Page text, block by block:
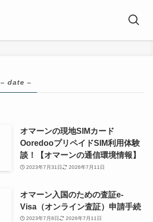
– date –
オマーンの現地SIMカード
OoredooプリペイドSIM利用体験
談！【オマーンの通信環境情報】
2023年7月31日 2026年7月11日
オマーン入国のための査証e-
Visa（オンライン査証）申請手続
2023年7月8日 2026年7月11日